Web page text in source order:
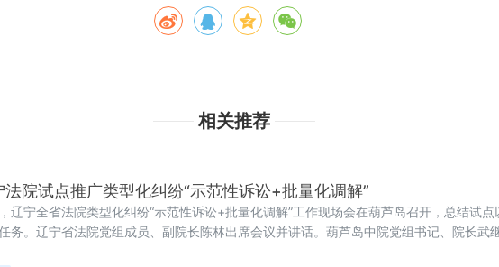
相关推荐
法院试点推广类型化纠纷“示范性诉讼+批量化调解”
辽宁全省法院类型化纠纷“示范性诉讼+批量化调解”工作现场会在葫芦岛召开，总结试
务。辽宁省法院党组成员、副院长陈林出席会议并讲话。葫芦岛中院党组书记、院长武